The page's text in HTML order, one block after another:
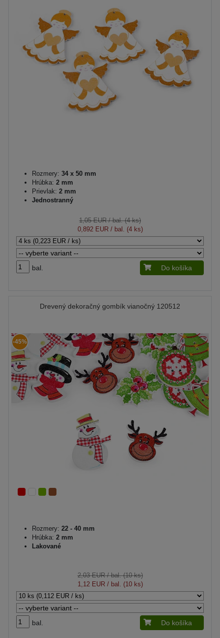
Rozmery: 34 x 50 mm
Hrúbka: 2 mm
Prievlak: 2 mm
Jednostranný
1,05 EUR/ bal. (4 ks)
0,892 EUR/ bal. (4 ks)
bal. Do košíka
Drevený dekoračný gombík vianočný 120512
-45%
Rozmery: 22 - 40 mm
Hrúbka: 2 mm
Lakované
2,03 EUR/ bal. (10 ks)
1,12 EUR/ bal. (10 ks)
bal. Do košíka